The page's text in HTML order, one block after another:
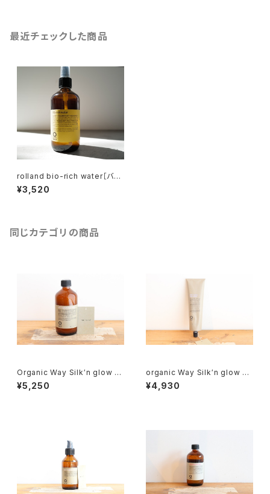
最近チェックした商品
rolland bio-rich water［バイ
オリッチ・ウォーター］
¥3,520
同じカテゴリの商品
Organic Way Silk′n glow H
air Bath[クセ毛向けシャンプ
ー]
¥5,250
organic Way Silk′n glow Ha
ir Mask[クセ毛向けトリートメ
ント]
¥4,930